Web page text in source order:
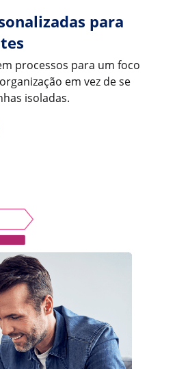
para
processos para um foco
em vez de se
isoladas.